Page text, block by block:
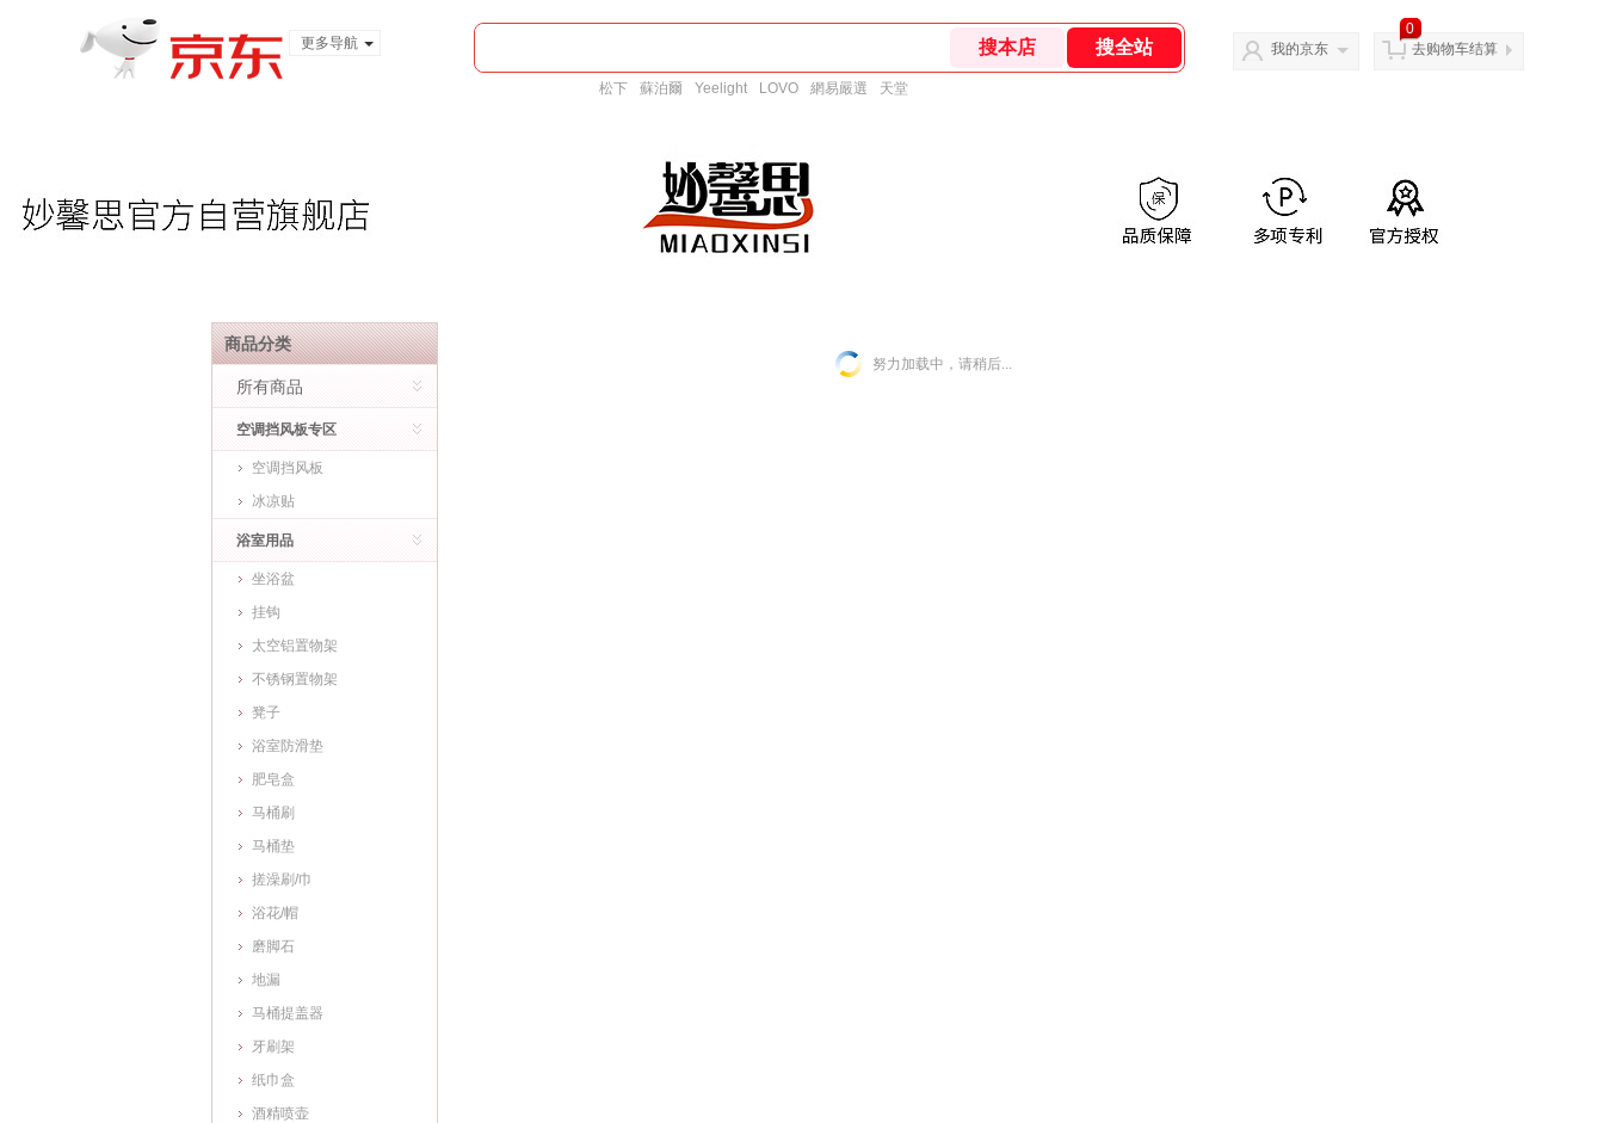
更多导航
松下 蘇泊爾 Yeelight LOVO 網易嚴選 天堂
我的京东
0
去购物车结算
商品分类
所有商品
空调挡风板专区
空调挡风板
冰凉贴
浴室用品
坐浴盆
挂钩
太空铝置物架
不锈钢置物架
凳子
浴室防滑垫
肥皂盒
马桶刷
马桶垫
搓澡刷/巾
浴花/帽
磨脚石
地漏
马桶提盖器
牙刷架
纸巾盒
酒精喷壶
努力加载中，请稍后...